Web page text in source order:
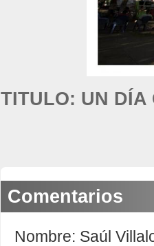
TITULO: UN DÍA
Comentarios
Nombre: Saúl